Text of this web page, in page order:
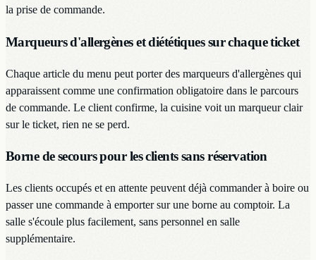
la prise de commande.
Marqueurs d'allergènes et diététiques sur chaque ticket
Chaque article du menu peut porter des marqueurs d'allergènes qui
apparaissent comme une confirmation obligatoire dans le parcours
de commande. Le client confirme, la cuisine voit un marqueur clair
sur le ticket, rien ne se perd.
Borne de secours pour les clients sans réservation
Les clients occupés et en attente peuvent déjà commander à boire ou
passer une commande à emporter sur une borne au comptoir. La
salle s'écoule plus facilement, sans personnel en salle
supplémentaire.